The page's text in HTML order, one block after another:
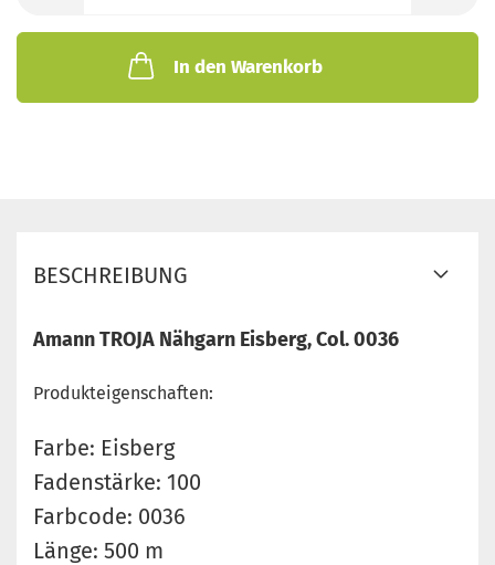
In den Warenkorb
BESCHREIBUNG
Amann TROJA Nähgarn Eisberg, Col. 0036
Produkteigenschaften:
Farbe: Eisberg
Fadenstärke: 100
Farbcode: 0036
Länge: 500 m